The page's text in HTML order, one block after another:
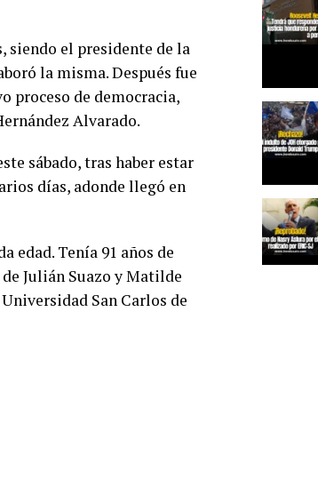
siendo el presidente de la
la misma. Después fue
proceso de democracia,
Alvarado.
sábado, tras haber estar
días, adonde llegó en
edad. Tenía 91 años de
de Julián Suazo y Matilde
San Carlos de